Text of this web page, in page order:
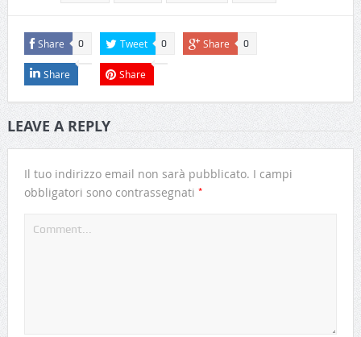
Share 0 Tweet 0 Share 0
Share Share
LEAVE A REPLY
Il tuo indirizzo email non sarà pubblicato. I campi
obbligatori sono contrassegnati *